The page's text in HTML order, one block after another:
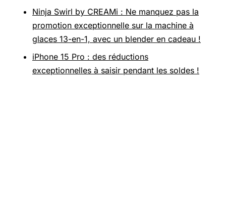
Ninja Swirl by CREAMi : Ne manquez pas la
promotion exceptionnelle sur la machine à
glaces 13-en-1, avec un blender en cadeau !
iPhone 15 Pro : des réductions
exceptionnelles à saisir pendant les soldes !